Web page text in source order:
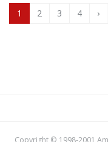
1 2 3 4 ›
Copyright © 1998-2001